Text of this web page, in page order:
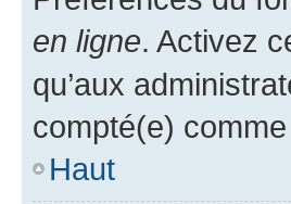
en ligne. Activez
qu’aux
compté(e)
Haut